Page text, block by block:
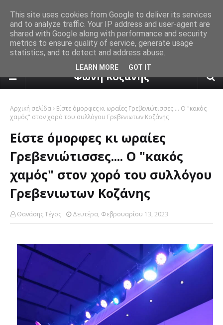
πρόγνωση καιρού από το
Φωνή Κοζάνης
Αρχική σελίδα
Είστε όμορφες κι ωραίες Γρεβενιώτισσες.... Ο "κακός
χαμός" στον χορό του συλλόγου Γρεβενιωτων Κοζάνης
Είστε όμορφες κι ωραίες
Γρεβενιώτισσες.... Ο "κακός
χαμός" στον χορό του συλλόγου
Γρεβενιωτων Κοζάνης
Θανάσης Τέγος Δευτέρα, Φεβρουαρίου 13, 2023
This site uses cookies from Google to deliver its services
and to analyze traffic. Your IP address and user-agent are
shared with Google along with performance and security
metrics to ensure quality of service, generate usage
statistics, and to detect and address abuse.
LEARN MORE GOT IT